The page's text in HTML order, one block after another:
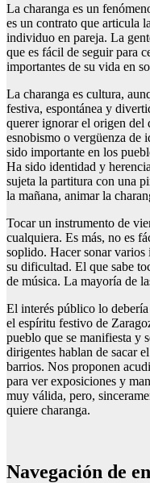
La charanga es un
es un contrato que articula
individuo en pareja. La
que es fácil de seguir para
importantes de su vida en
La charanga es cultura,
festiva, espontánea y
querer ignorar el origen del
esnobismo o vergüenza de
sido importante en los
Ha sido identidad y
sujeta la partitura con una
la mañana, animar la
Tocar un instrumento de
cualquiera. Es más, no es
soplido. Hacer sonar varios
su dificultad. El que sabe
de música. La mayoría de
El interés público lo
el espíritu festivo de
pueblo que se manifiesta y
dirigentes hablan de sacar
barrios. Nos proponen
para ver exposiciones y
muy válida, pero,
quiere charanga.
Navegación de